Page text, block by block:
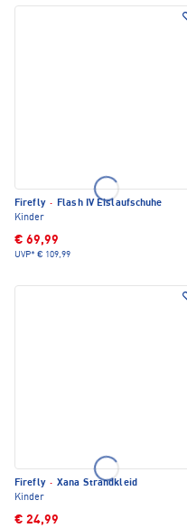
Firefly · Flash IV Eislaufschuhe
Kinder
€ 69,99
UVP* € 109,99
Firefly · Xana Strandkleid
Kinder
€ 24,99